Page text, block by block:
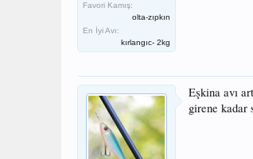
Favori Kamış:
olta-zıpkın
En İyi Avı:
kırlangıc- 2kg
Eşkina avı
girene kadar